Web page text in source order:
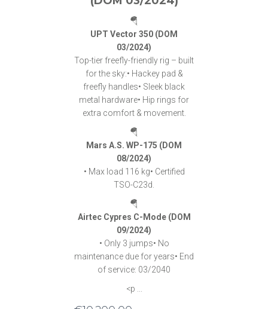
🪂
UPT Vector 350 (DOM
03/2024)
Top-tier freefly-friendly rig – built
for the sky:• Hackey pad &
freefly handles• Sleek black
metal hardware• Hip rings for
extra comfort & movement.
🪂
Mars A.S. WP-175 (DOM
08/2024)
• Max load 116 kg• Certified
TSO-C23d.
🪂
Airtec Cypres C-Mode (DOM
09/2024)
• Only 3 jumps• No
maintenance due for years• End
of service: 03/2040
<p ...